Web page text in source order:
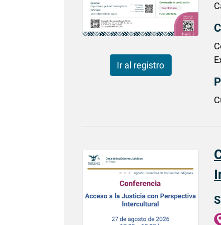
Ir al registro